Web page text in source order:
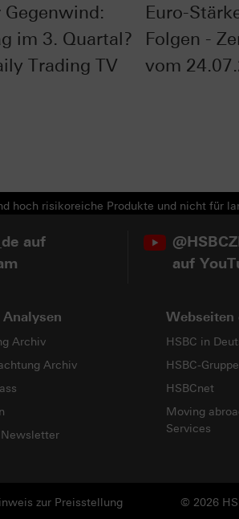
im 3. Quartal?
Trading TV
Euro-
Folgen -
vom
hoch risikoreiche Produkte und nicht für
auf
auf
Archiv
Archiv
Webseiten
HSBC in
HSBC-Gruppe
HSBCnet
Moving
Services
© 2026
zur Preisstellung